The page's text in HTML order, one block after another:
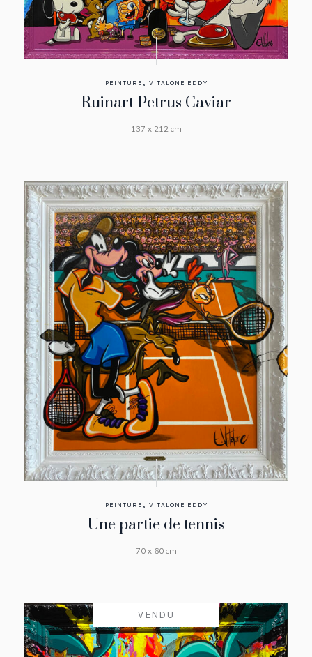
PEINTURE , VITALONE EDDY
Ruinart Petrus Caviar
137 x 212 cm
PEINTURE , VITALONE EDDY
Une partie de tennis
70 x 60 cm
VENDU